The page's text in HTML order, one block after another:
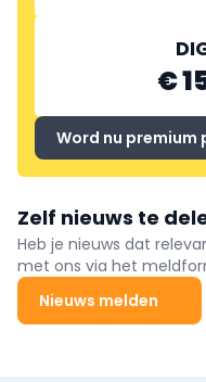
€
Word nu premium
Zelf nieuws te
Heb je nieuws dat
met ons via het
Nieuws melden